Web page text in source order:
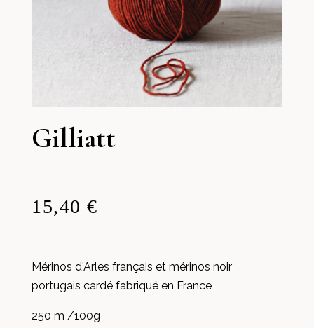
Gilliatt
15,40 €
Mérinos d'Arles français et mérinos noir
portugais cardé fabriqué en France
250 m /100g